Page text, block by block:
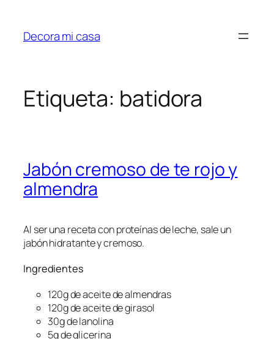
contenido
Decora mi casa
Etiqueta: batidora
Jabón cremoso de te rojo y
almendra
Al ser una receta con proteínas de leche, sale un
jabón hidratante y cremoso.
Ingredientes
120g de aceite de almendras
120g de aceite de girasol
30g de lanolina
5g de glicerina